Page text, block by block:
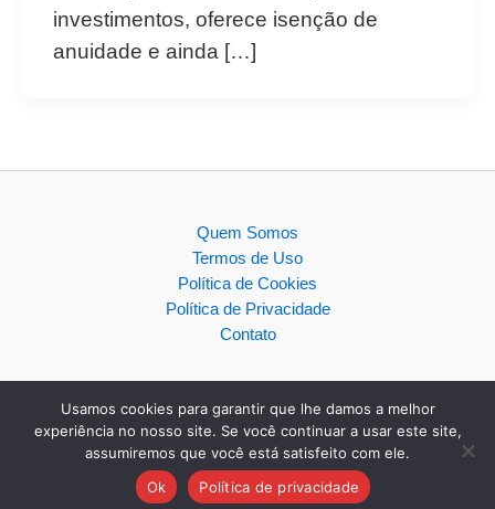
investimentos, oferece isenção de
anuidade e ainda […]
Quem Somos
Termos de Uso
Política de Cookies
Política de Privacidade
Contato
Copyright © 2026
Usamos cookies para garantir que lhe damos a melhor
experiência no nosso site. Se você continuar a usar este site,
assumiremos que você está satisfeito com ele.
Ok
Política de privacidade